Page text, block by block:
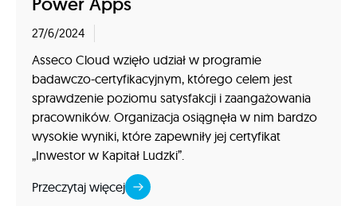
27/6/2024
Asseco Cloud wzięło udział w programie
badawczo-certyfikacyjnym, którego celem jest
sprawdzenie poziomu satysfakcji i zaangażowania
pracowników. Organizacja osiągnęła w nim bardzo
wysokie wyniki, które zapewniły jej certyfikat
„Inwestor w Kapitał Ludzki”.
Przeczytaj więcej